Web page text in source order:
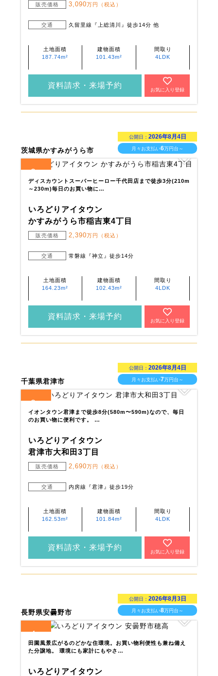
販売価格 3,090万円（税込）
交通 久留里線『上総清川』徒歩14分 他
土地面積
187.74m²
建物面積
101.43m²
間取り
4LDK
資料請求・来場予約
お気に入り登録
茨城県かすみがうら市
公開日： 2026年8月4日
月々お支払い6万円台～
2
ディスカウントスーパーヒーロー千代田店まで徒歩3分(210m
～230m)毎日のお買い物に…
いろどりアイタウン
かすみがうら市稲吉東4丁目
販売価格 2,390万円（税込）
交通 常磐線『神立』徒歩14分
土地面積
164.23m²
建物面積
102.43m²
間取り
4LDK
資料請求・来場予約
お気に入り登録
千葉県君津市
公開日： 2026年8月4日
月々お支払い7万円台～
2
イオンタウン君津まで徒歩8分(580m〜590m)なので、毎日
のお買い物に便利です。 …
いろどりアイタウン
君津市大和田3丁目
販売価格 2,690万円（税込）
交通 内房線『君津』徒歩19分
土地面積
162.53m²
建物面積
101.84m²
間取り
4LDK
資料請求・来場予約
お気に入り登録
長野県安曇野市
公開日： 2026年8月3日
月々お支払い8万円台～
4
田園風景広がるのどかな住環境。お買い物利便性も兼ね備え
た分譲地。 環境にも家計にもやさ…
いろどりアイタウン